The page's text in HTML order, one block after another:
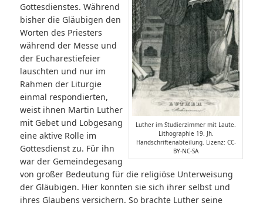
Luther im Studierzimmer mit Laute.
Lithographie 19. Jh.
Handschriftenabteilung. Lizenz: CC-
BY-NC-SA
Gottesdienstes. Während
bisher die Gläubigen den
Worten des Priesters
während der Messe und
der Eucharestiefeier
lauschten und nur im
Rahmen der Liturgie
einmal respondierten,
weist ihnen Martin Luther
mit Gebet und Lobgesang
eine aktive Rolle im
Gottesdienst zu. Für ihn
war der Gemeindegesang
von großer Bedeutung für die religiöse Unterweisung
der Gläubigen. Hier konnten sie sich ihrer selbst und
ihres Glaubens versichern. So brachte Luther seine